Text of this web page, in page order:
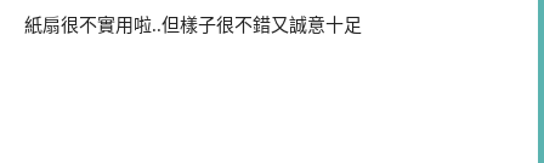
紙扇很不實用啦..但樣子很不錯又誠意十足